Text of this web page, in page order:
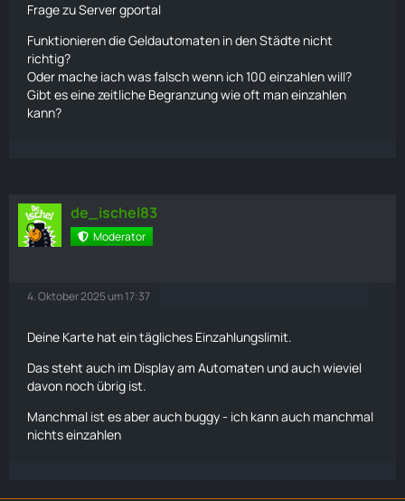
Frage zu Server gportal
Funktionieren die Geldautomaten in den Städte nicht
richtig?
Oder mache iach was falsch wenn ich 100 einzahlen will?
Gibt es eine zeitliche Begranzung wie oft man einzahlen
kann?
de_ischel83
Moderator
4. Oktober 2025 um 17:37
Deine Karte hat ein tägliches Einzahlungslimit.
Das steht auch im Display am Automaten und auch wieviel
davon noch übrig ist.
Manchmal ist es aber auch buggy - ich kann auch manchmal
nichts einzahlen